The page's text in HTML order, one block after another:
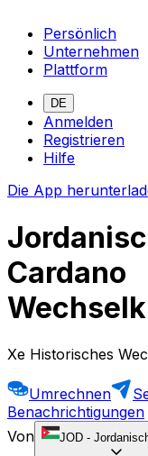
Persönlich
Unternehmen
Plattform
DE
Anmelden
Registrieren
Hilfe
Die App
Cardano
Xe Historisches
Umrechnen
Benachrichtigungen
Von
JOD -